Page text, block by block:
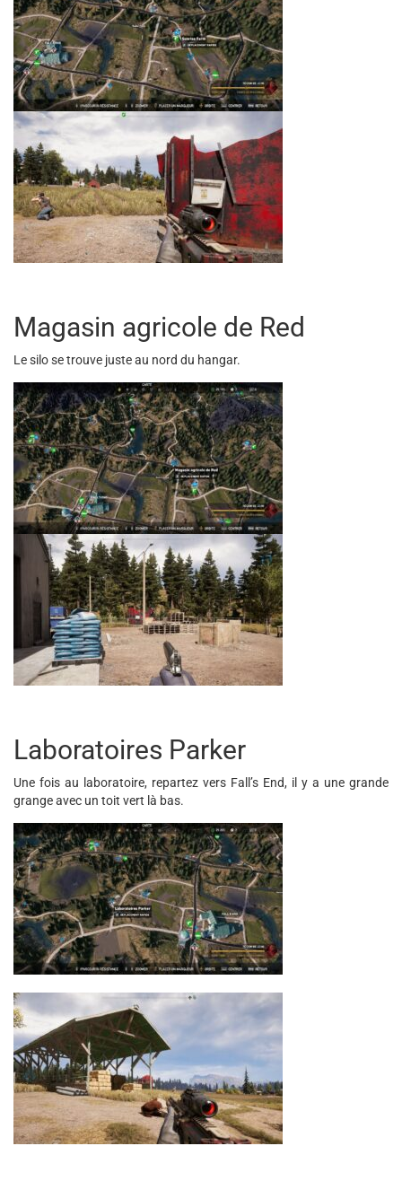
Magasin agricole de Red
Le silo se trouve juste au nord du hangar.
Laboratoires Parker
Une fois au laboratoire, repartez vers Fall’s End, il y a une grande
grange avec un toit vert là bas.